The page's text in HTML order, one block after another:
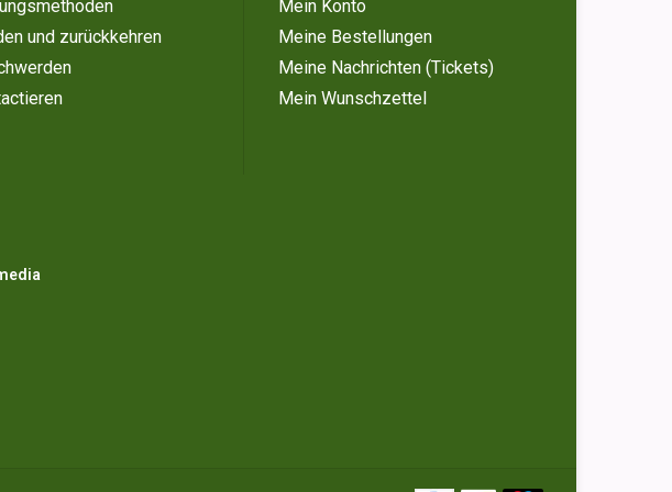
und zurückkehren
Mein Konto
Meine Bestellungen
Meine Nachrichten (Tickets)
Mein Wunschzettel